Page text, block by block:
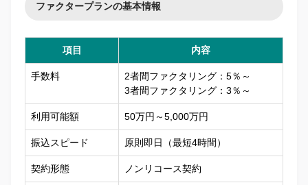
ファクタープランの基本情報
項目 内容
手数料
2者間ファクタリング：5％～
3者間ファクタリング：3％～
利用可能額 50万円～5,000万円
振込スピード 原則即日（最短4時間）
契約形態 ノンリコース契約